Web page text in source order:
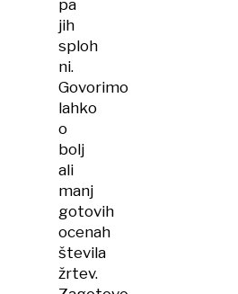
pa
jih
sploh
ni.
Govorimo
lahko
o
bolj
ali
manj
gotovih
ocenah
števila
žrtev.